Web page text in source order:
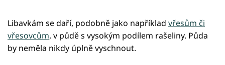
Libavkám se daří, podobně jako například vřesům či
vřesovcům, v půdě s vysokým podílem rašeliny. Půda
by neměla nikdy úplně vyschnout.